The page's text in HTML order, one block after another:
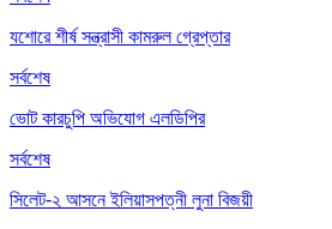
যশোরে শীর্ষ সন্ত্রাসী কামরুল গ্রেপ্তার
সর্বশেষ
ভোট কারচুপি অভিযোগ এলডিপির
সর্বশেষ
সিলেট-২ আসনে ইলিয়াসপত্নী লুনা বিজয়ী